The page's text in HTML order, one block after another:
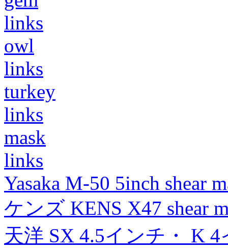
links
owl
links
turkey
links
mask
links
Yasaka M-50 5inch shear
ケンズ KENS X47 shear
天洋 SX 4.5インチ・ K